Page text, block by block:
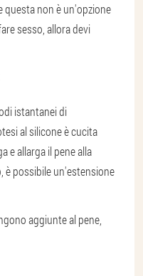
questa non è un'opzione
sesso, allora devi
istantanei di
al silicone è cucita
e allarga il pene alla
è possibile un'estensione
aggiunte al pene,